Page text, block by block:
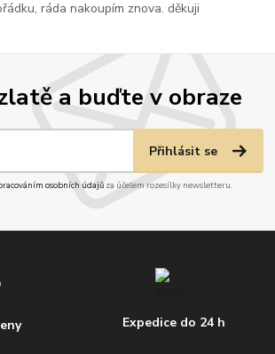
a buďte v obraze
Přihlásit se
osobních údajůza účelem rozesílky newsletteru.
Expedice do 24 h
ráda nakoupím znova. děkuji